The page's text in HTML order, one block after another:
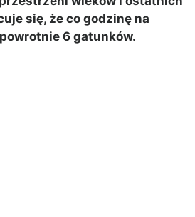
się, że co godzinę na
6 gatunków.